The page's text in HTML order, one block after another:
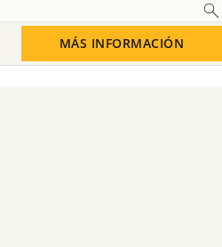
MÁS INFORMACIÓN